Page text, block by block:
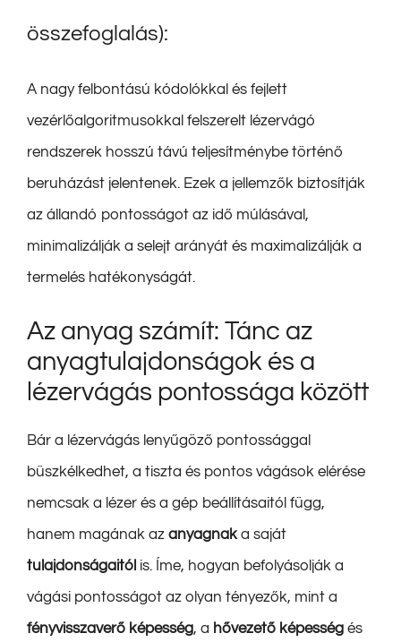
összefoglalás):
A nagy felbontású kódolókkal és fejlett
vezérlőalgoritmusokkal felszerelt lézervágó
rendszerek hosszú távú teljesítménybe történő
beruházást jelentenek. Ezek a jellemzők biztosítják
az állandó pontosságot az idő múlásával,
minimalizálják a selejt arányát és maximalizálják a
termelés hatékonyságát.
Az anyag számít: Tánc az
anyagtulajdonságok és a
lézervágás pontossága között
Bár a lézervágás lenyűgöző pontossággal
büszkélkedhet, a tiszta és pontos vágások elérése
nemcsak a lézer és a gép beállításaitól függ,
hanem magának az anyagnaka saját
tulajdonságaitól is. Íme, hogyan befolyásolják a
vágási pontosságot az olyan tényezők, mint a
fényvisszaverő képesség, a hővezető képesség és